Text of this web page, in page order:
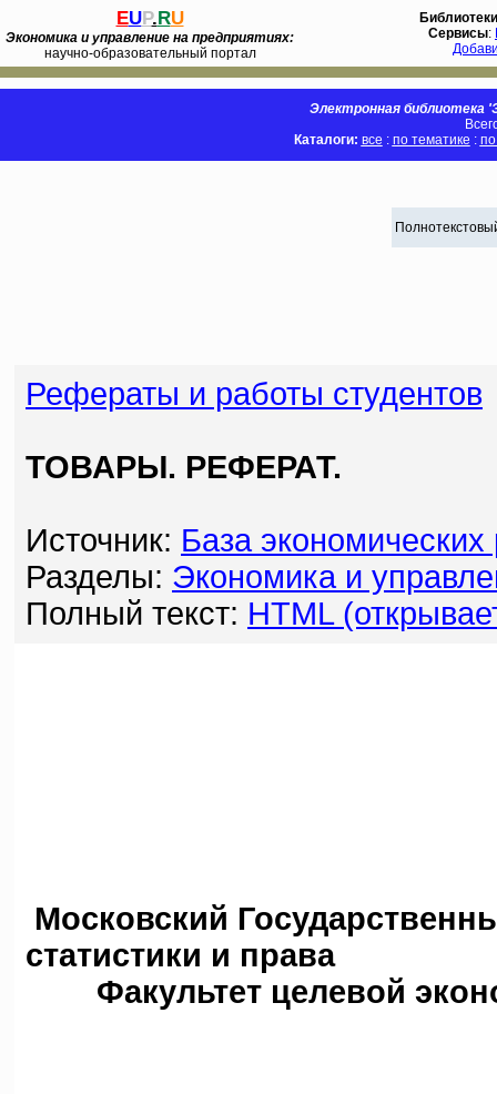
EUP.RU
Экономика и управление на предприятиях:
научно-образовательный портал
Библиотеки
Сервисы:
Электронная библиотека
Каталоги: все : по тематике :
Рефераты и работы студентов
ТОВАРЫ. РЕФЕРАТ.
Источник: База
Разделы: Экономика и
Полный текст: HTML
Московский
статистики и права
Факультет целевой